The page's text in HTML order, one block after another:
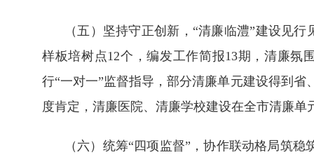
（五）坚持守正创新，“清廉临澧”建设见
样板培树点12个，编发工作简报13期，清廉氛
行“一对一”监督指导，部分清廉单元建设得到
度肯定，清廉医院、清廉学校建设在全市清廉单
（六）统筹“四项监督”，协作联动格局筑